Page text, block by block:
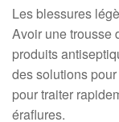
Les blessures
Avoir une trousse
produits
des solutions
pour traiter
éraflures.